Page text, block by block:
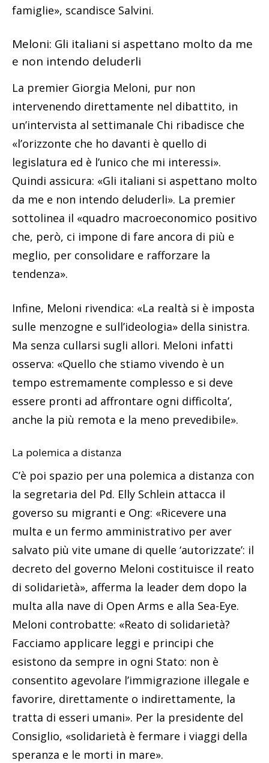
famiglie», scandisce Salvini.
Meloni: Gli italiani si aspettano molto da me
e non intendo deluderli
La premier Giorgia Meloni, pur non
intervenendo direttamente nel dibattito, in
un’intervista al settimanale Chi ribadisce che
«l’orizzonte che ho davanti è quello di
legislatura ed è l’unico che mi interessi».
Quindi assicura: «Gli italiani si aspettano molto
da me e non intendo deluderli». La premier
sottolinea il «quadro macroeconomico positivo
che, però, ci impone di fare ancora di più e
meglio, per consolidare e rafforzare la
tendenza».
Infine, Meloni rivendica: «La realtà si è imposta
sulle menzogne e sull’ideologia» della sinistra.
Ma senza cullarsi sugli allori. Meloni infatti
osserva: «Quello che stiamo vivendo è un
tempo estremamente complesso e si deve
essere pronti ad affrontare ogni difficolta’,
anche la più remota e la meno prevedibile».
La polemica a distanza
C’è poi spazio per una polemica a distanza con
la segretaria del Pd. Elly Schlein attacca il
goverso su migranti e Ong: «Ricevere una
multa e un fermo amministrativo per aver
salvato più vite umane di quelle ‘autorizzate’: il
decreto del governo Meloni costituisce il reato
di solidarietà», afferma la leader dem dopo la
multa alla nave di Open Arms e alla Sea-Eye.
Meloni controbatte: «Reato di solidarietà?
Facciamo applicare leggi e principi che
esistono da sempre in ogni Stato: non è
consentito agevolare l’immigrazione illegale e
favorire, direttamente o indirettamente, la
tratta di esseri umani». Per la presidente del
Consiglio, «solidarietà è fermare i viaggi della
speranza e le morti in mare».